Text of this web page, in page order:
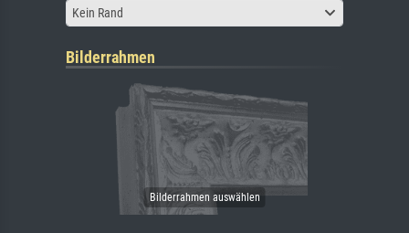
Kein Rand
Bilderrahmen